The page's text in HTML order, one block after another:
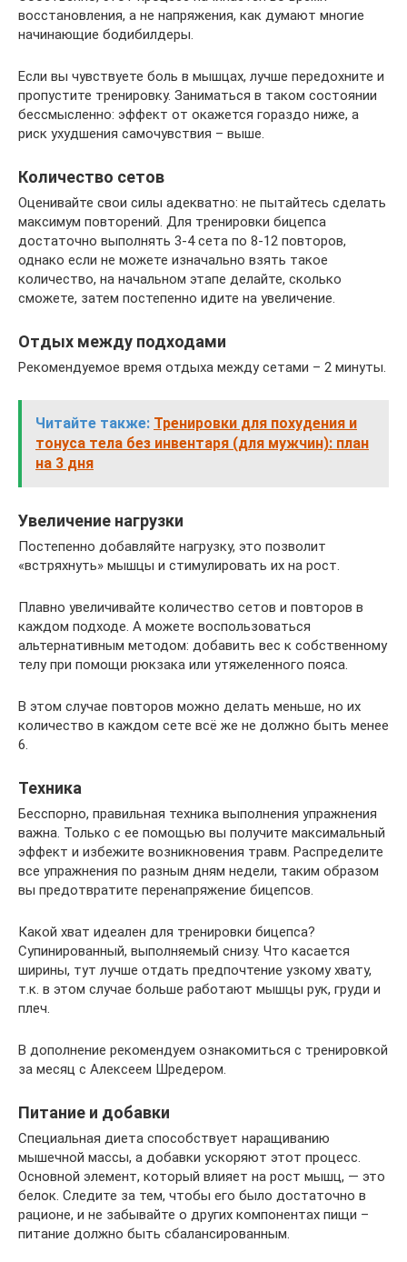
восстановления, а не напряжения, как думают многие
начинающие бодибилдеры.
Если вы чувствуете боль в мышцах, лучше передохните и
пропустите тренировку. Заниматься в таком состоянии
бессмысленно: эффект от окажется гораздо ниже, а
риск ухудшения самочувствия – выше.
Количество сетов
Оценивайте свои силы адекватно: не пытайтесь сделать
максимум повторений. Для тренировки бицепса
достаточно выполнять 3-4 сета по 8-12 повторов,
однако если не можете изначально взять такое
количество, на начальном этапе делайте, сколько
сможете, затем постепенно идите на увеличение.
Отдых между подходами
Рекомендуемое время отдыха между сетами – 2 минуты.
Читайте также: Тренировки для похудения и
тонуса тела без инвентаря (для мужчин): план
на 3 дня
Увеличение нагрузки
Постепенно добавляйте нагрузку, это позволит
«встряхнуть» мышцы и стимулировать их на рост.
Плавно увеличивайте количество сетов и повторов в
каждом подходе. А можете воспользоваться
альтернативным методом: добавить вес к собственному
телу при помощи рюкзака или утяжеленного пояса.
В этом случае повторов можно делать меньше, но их
количество в каждом сете всё же не должно быть менее
6.
Техника
Бесспорно, правильная техника выполнения упражнения
важна. Только с ее помощью вы получите максимальный
эффект и избежите возникновения травм. Распределите
все упражнения по разным дням недели, таким образом
вы предотвратите перенапряжение бицепсов.
Какой хват идеален для тренировки бицепса?
Супинированный, выполняемый снизу. Что касается
ширины, тут лучше отдать предпочтение узкому хвату,
т.к. в этом случае больше работают мышцы рук, груди и
плеч.
В дополнение рекомендуем ознакомиться с тренировкой
за месяц с Алексеем Шредером.
Питание и добавки
Специальная диета способствует наращиванию
мышечной массы, а добавки ускоряют этот процесс.
Основной элемент, который влияет на рост мышц, — это
белок. Следите за тем, чтобы его было достаточно в
рационе, и не забывайте о других компонентах пищи –
питание должно быть сбалансированным.